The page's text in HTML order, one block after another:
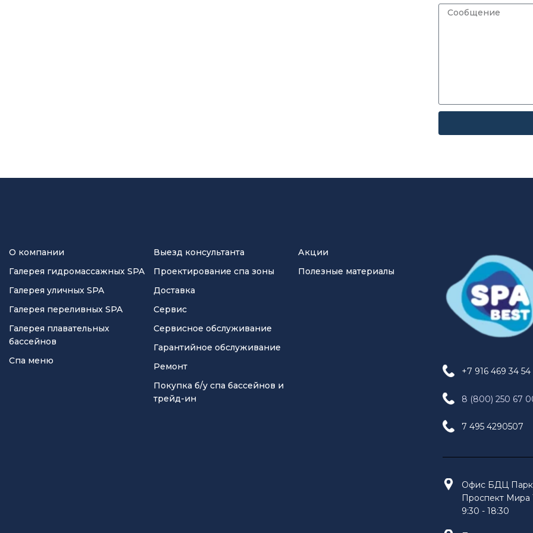
О компании
Галерея гидромассажных SPA
Галерея уличных SPA
Галерея переливных SPA
Галерея плавательных
бассейнов
Спа меню
Выезд консультанта
Проектирование спа зоны
Доставка
Сервис
Сервисное обслуживание
Гарантийное обслуживание
Ремонт
Покупка б/у спа бассейнов и
трейд-ин
Акции
Полезные материалы
+7 916 469 34 54
8 (800) 250 67
7 495 4290507
Офис БДЦ Парк
Проспект Мира
9:30 - 18:30